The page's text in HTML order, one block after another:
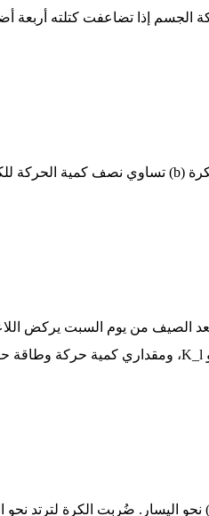
الجسم إذا تضاعفت كتلته
الصيف من يوم السبت يركض
K_l، ومقداري كمية حركة وطاقة
نحو اليسار. ضُربت الكرة لترتد نحو